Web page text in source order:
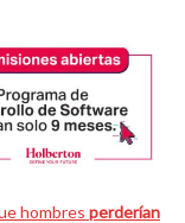
hombres perderían